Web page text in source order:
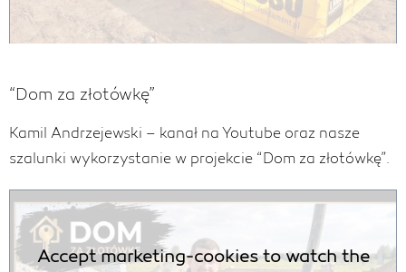
“Dom za złotówkę”
Kamil Andrzejewski – kanał na Youtube oraz nasze
szalunki wykorzystanie w projekcie “Dom za złotówkę”.
Accept marketing-cookies to watch the